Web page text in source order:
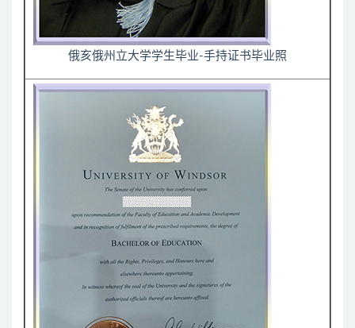
俄亥俄州立大学学生毕业-手持证书毕业照